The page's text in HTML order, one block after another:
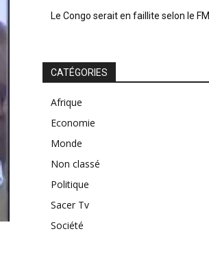
Le Congo serait en faillite selon le FMI
CATÉGORIES
Afrique
Economie
Monde
Non classé
Politique
Sacer Tv
Société